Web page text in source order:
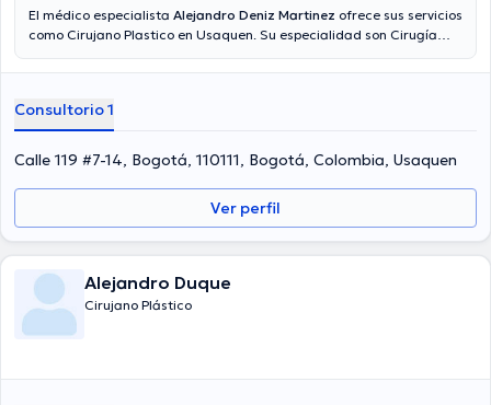
El médico especialista Alejandro Deniz Martinez ofrece sus servicios
como Cirujano Plastico en Usaquen. Su especialidad son Cirugía
relacionado con Abdominoplastia, Aumento de senos, Liposucción,
Consultorio 1
Calle 119 #7-14, Bogotá, 110111, Bogotá, Colombia, Usaquen
Ver perfil
Alejandro Duque
Cirujano Plástico